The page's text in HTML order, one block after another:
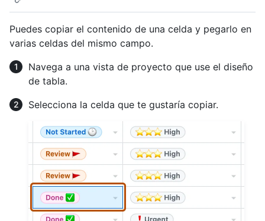
Puedes copiar el contenido de una celda y pegarlo en
varias celdas del mismo campo.
Navega a una vista de proyecto que use el diseño
de tabla.
Selecciona la celda que te gustaría copiar.